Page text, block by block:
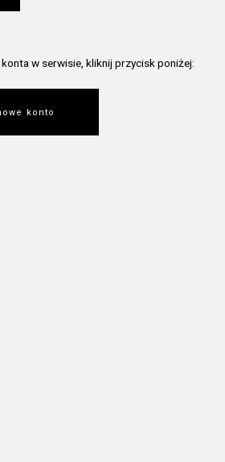
w serwisie, kliknij przycisk poniżej:
konto